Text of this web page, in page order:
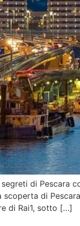
di Pescara
di
di Rai1, sotto […]